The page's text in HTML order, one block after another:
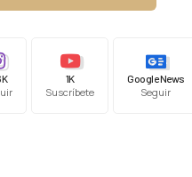
1K
Suscríbete
Google News
Seguir